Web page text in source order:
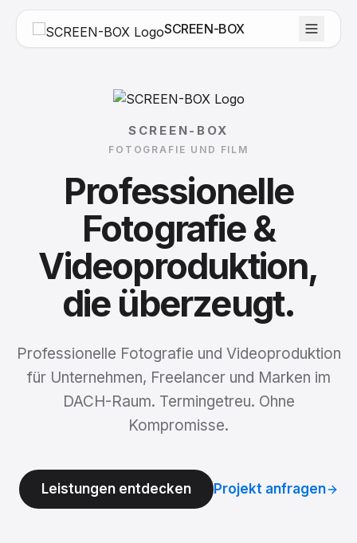
SCREEN-BOX
SCREEN-BOX
FOTOGRAFIE UND FILM
Professionelle
Fotografie &
Videoproduktion,
die überzeugt.
Professionelle Fotografie und Videoproduktion
für Unternehmen, Freelancer und Marken im
DACH-Raum. Termingetreu. Ohne
Kompromisse.
Leistungen entdecken Projekt anfragen